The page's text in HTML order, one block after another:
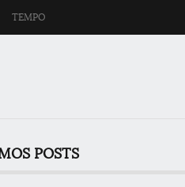
TEMPO
POSTS